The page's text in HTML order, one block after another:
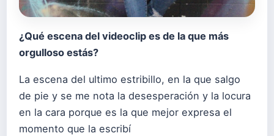
¿Qué escena del videoclip es de la que más
orgulloso estás?
La escena del ultimo estribillo, en la que salgo
de pie y se me nota la desesperación y la locura
en la cara porque es la que mejor expresa el
momento que la escribí